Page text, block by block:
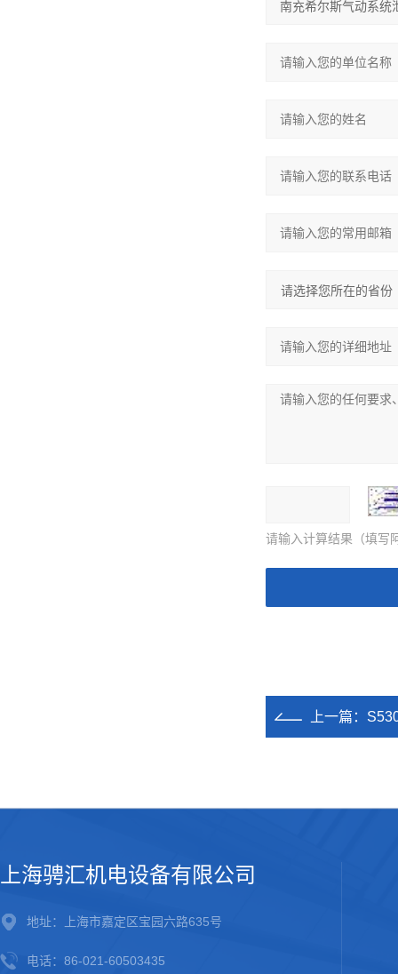
请输入计算结果（填写
上一篇：
上海骋汇机电设备有限公司
地址：上海市嘉定区宝园六路635号
电话：86-021-60503435